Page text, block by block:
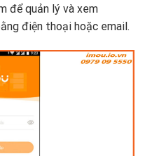
để quản lý và xem
điện thoại hoặc email.